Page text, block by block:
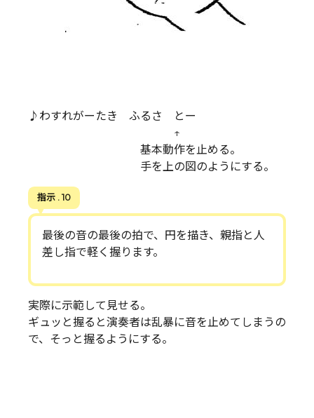
♪わすれがーたき ふるさ とー
↑
基本動作を止める。
手を上の図のようにする。
指示 . 10
最後の音の最後の拍で、円を描き、親指と人
差し指で軽く握ります。
実際に示範して見せる。
ギュッと握ると演奏者は乱暴に音を止めてしまうの
で、そっと握るようにする。